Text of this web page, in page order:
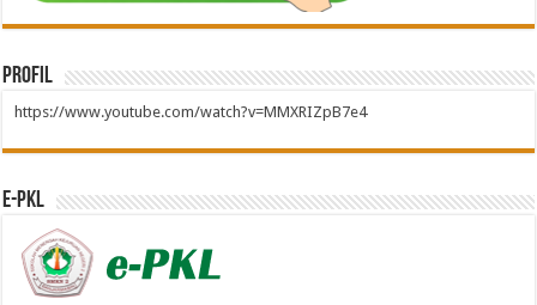
Profil
https://www.youtube.com/watch?v=MMXRIZpB7e4
e-PKL